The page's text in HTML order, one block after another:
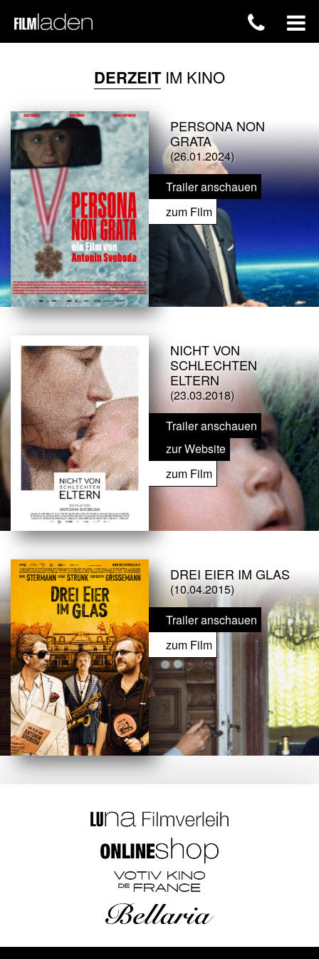
DERZEITIM KINO
PERSONA NON
GRATA
(26.01.2024)
Trailer anschauen
zum Film
NICHT VON
SCHLECHTEN
ELTERN
(23.03.2018)
Trailer anschauen
zur Website
zum Film
DREI EIER IM GLAS
(10.04.2015)
Trailer anschauen
zum Film